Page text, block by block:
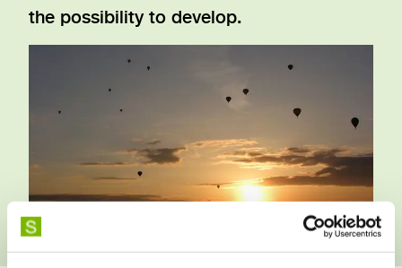
the possibility to develop.